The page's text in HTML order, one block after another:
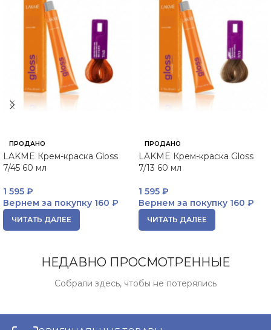
ПРОДАНО
LAKME Крем-краска Gloss
7/45 60 мл
1 595 ₽
Вернем за покупку 160 ₽
ЧИТАТЬ ДАЛЕЕ
ПРОДАНО
LAKME Крем-краска Gloss
7/13 60 мл
1 595 ₽
Вернем за покупку 160 ₽
ЧИТАТЬ ДАЛЕЕ
НЕДАВНО ПРОСМОТРЕННЫЕ
Собрали здесь, чтобы не потерялись